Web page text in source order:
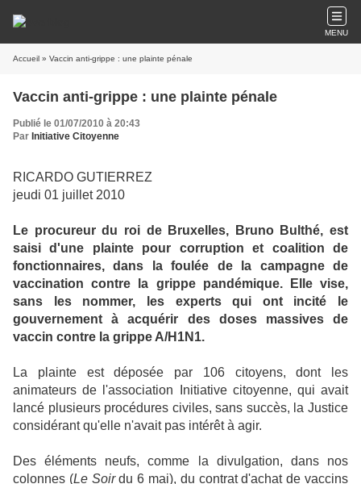
MENU
Accueil » Vaccin anti-grippe : une plainte pénale
Vaccin anti-grippe : une plainte pénale
Publié le 01/07/2010 à 20:43
Par Initiative Citoyenne
RICARDO GUTIERREZ
jeudi 01 juillet 2010
Le procureur du roi de Bruxelles, Bruno Bulthé, est
saisi d'une plainte pour corruption et coalition de
fonctionnaires, dans la foulée de la campagne de
vaccination contre la grippe pandémique. Elle vise,
sans les nommer, les experts qui ont incité le
gouvernement à acquérir des doses massives de
vaccin contre la grippe A/H1N1.
La plainte est déposée par 106 citoyens, dont les
animateurs de l'association Initiative citoyenne, qui avait
lancé plusieurs procédures civiles, sans succès, la Justice
considérant qu'elle n'avait pas intérêt à agir.
Des éléments neufs, comme la divulgation, dans nos
colonnes (Le Soirdu 6 mai), du contrat d'achat de vaccins